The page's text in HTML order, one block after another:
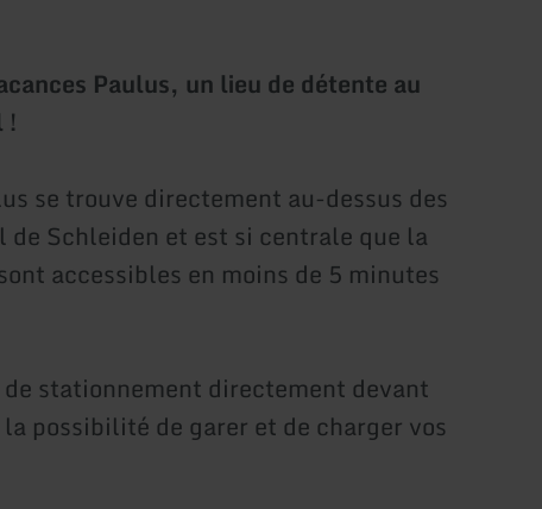
Paulus, un lieu de détente au
!
se trouve directement au-dessus des
Schleiden et est si centrale que la
accessibles en moins de 5 minutes
stationnement directement devant
possibilité de garer et de charger vos